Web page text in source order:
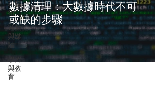
和藝
術
遊戲
與媒
體
與教
育
數據清理：大數據時代不可
或缺的步驟